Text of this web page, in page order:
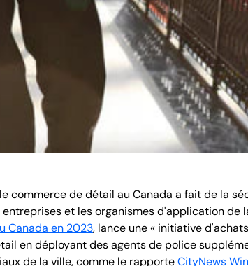
commerce de détail au Canada a fait de la
et les organismes d'application de
Canada en 2023, lance une « initiative
en déployant des agents de police
de la ville, comme le rapporteCityNews